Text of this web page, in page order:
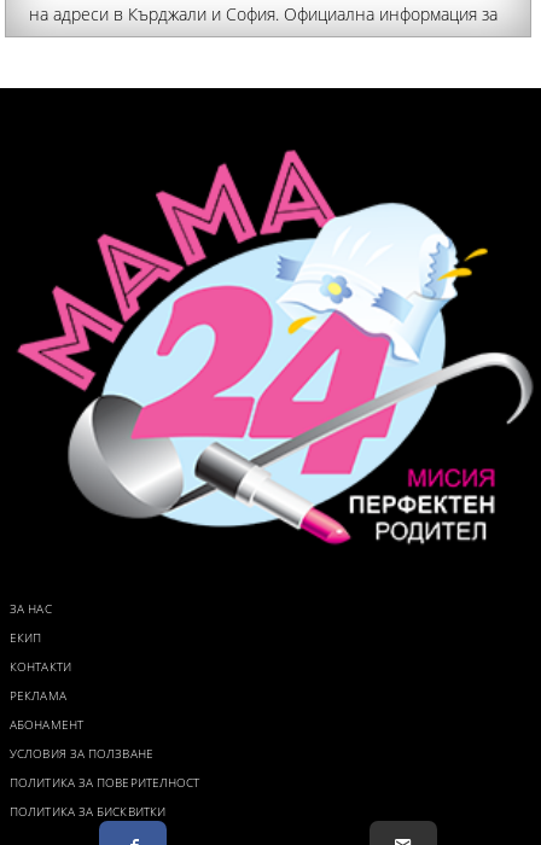
на адреси в Кърджали и София. Официална информация за
резултатите от акцията не е оповестена. От сградата
ЗА НАС
ЕКИП
КОНТАКТИ
РЕКЛАМА
АБОНАМЕНТ
УСЛОВИЯ ЗА ПОЛЗВАНЕ
ПОЛИТИКА ЗА ПОВЕРИТЕЛНОСТ
ПОЛИТИКА ЗА БИСКВИТКИ